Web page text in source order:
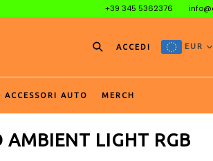
+39 345 5362376
Cerca
ACCEDI EUR
ACCESSORI AUTO MERCH
LIGHT RGB